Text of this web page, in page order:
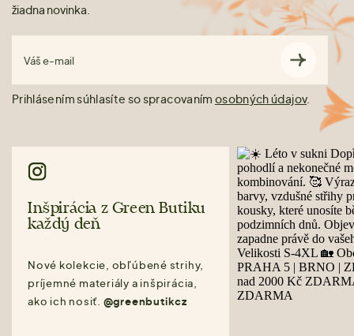
žiadna novinka.
Váš e-mail
Prihlásením súhlasíte so spracovaním osobných údajov.
Inšpirácia z Green Butiku
každý deň
Nové kolekcie, obľúbené strihy,
príjemné materiály a inšpirácia,
ako ich nosiť. @greenbutikcz